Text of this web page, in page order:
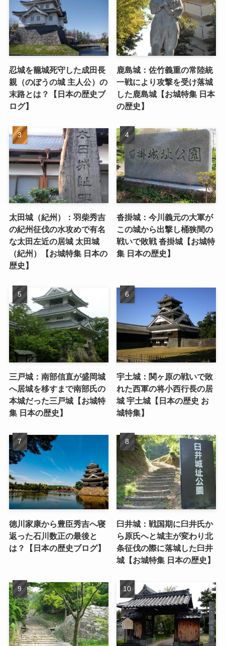
忍城を籠城死守した成田長
親（のぼうの城 主人公）の
末路とは？【日本の歴史ブ
ログ】
鹿島城：佐竹義重の常陸統
一戦により攻撃を受け落城
した鹿島城【お城特集 日本
の歴史】
太田城（紀州）：羽柴秀吉
の紀州征伐の水攻めで有名
な太田左近の居城 太田城
（紀州）【お城特集 日本の
歴史】
沓掛城：今川義元の大軍が
この城から出撃し桶狭間の
戦いで敗戦 沓掛城【お城特
集 日本の歴史】
三戸城：南部信直が盛岡城
へ居城を移すまで南部氏の
本城だった三戸城【お城特
集 日本の歴史】
宇土城：関ヶ原の戦いで敗
れた西軍の将小西行長の居
城 宇土城【日本の歴史 お
城特集】
徳川家康から豊臣秀吉へ寝
返った石川数正の最後と
は？【日本の歴史ブログ】
臼井城：戦国期に臼井氏か
ら原氏へと城主が変わり北
条征伐の際に落城した臼井
城【お城特集 日本の歴史】